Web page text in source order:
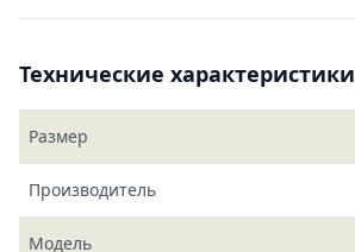
Технические характеристики
Размер
Производитель
Модель